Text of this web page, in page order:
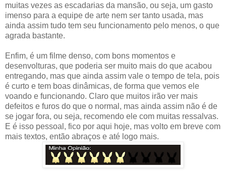
muitas vezes as escadarias da mansão, ou seja, um gasto
imenso para a equipe de arte nem ser tanto usada, mas
ainda assim tudo tem seu funcionamento pelo menos, o que
agrada bastante.
Enfim, é um filme denso, com bons momentos e
desenvolturas, que poderia ser muito mais do que acabou
entregando, mas que ainda assim vale o tempo de tela, pois
é curto e tem boas dinâmicas, de forma que vemos ele
voando e funcionando. Claro que muitos irão ver mais
defeitos e furos do que o normal, mas ainda assim não é de
se jogar fora, ou seja, recomendo ele com muitas ressalvas.
E é isso pessoal, fico por aqui hoje, mas volto em breve com
mais textos, então abraços e até logo mais.